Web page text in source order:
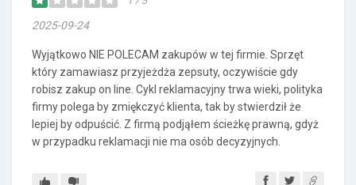
2025-09-24
Wyjątkowo NIE POLECAM zakupów w tej firmie. Sprzęt
który zamawiasz przyjeżdża zepsuty, oczywiście gdy
robisz zakup on line. Cykl reklamacyjny trwa wieki, polityka
firmy polega by zmiękczyć klienta, tak by stwierdził że
lepiej by odpuścić. Z firmą podjąłem ścieżkę prawną, gdyż
w przypadku reklamacji nie ma osób decyzyjnych.